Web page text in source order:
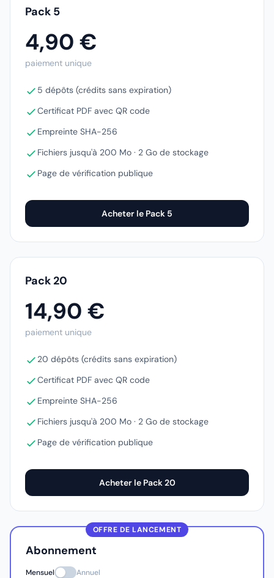
Pack 5
4,90 €
paiement unique
5 dépôts (crédits sans expiration)
Certificat PDF avec QR code
Empreinte SHA-256
Fichiers jusqu'à 200 Mo · 2 Go de stockage
Page de vérification publique
Acheter le Pack 5
Pack 20
14,90 €
paiement unique
20 dépôts (crédits sans expiration)
Certificat PDF avec QR code
Empreinte SHA-256
Fichiers jusqu'à 200 Mo · 2 Go de stockage
Page de vérification publique
Acheter le Pack 20
OFFRE DE LANCEMENT
Abonnement
Mensuel Annuel